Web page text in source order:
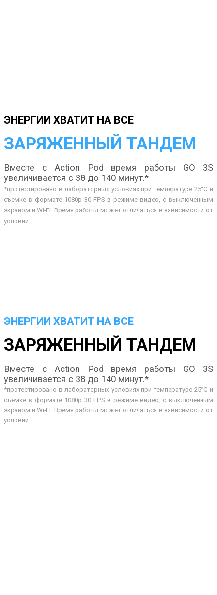
ЭНЕРГИИ ХВАТИТ НА ВСЕ
ЗАРЯЖЕННЫЙ ТАНДЕМ
Вместе с Action Pod время работы GO 3S
увеличивается с 38 до 140 минут.*
*протестировано в лабораторных условиях при температуре 25°C и
съемке в формате 1080p 30 FPS в режиме видео, с выключенным
экраном и Wi-Fi. Время работы может отличаться в зависимости от
условий.
ЭНЕРГИИ ХВАТИТ НА ВСЕ
ЗАРЯЖЕННЫЙ ТАНДЕМ
Вместе с Action Pod время работы GO 3S
увеличивается с 38 до 140 минут.*
*протестировано в лабораторных условиях при температуре 25°C и
съемке в формате 1080p 30 FPS в режиме видео, с выключенным
экраном и Wi-Fi. Время работы может отличаться в зависимости от
условий.